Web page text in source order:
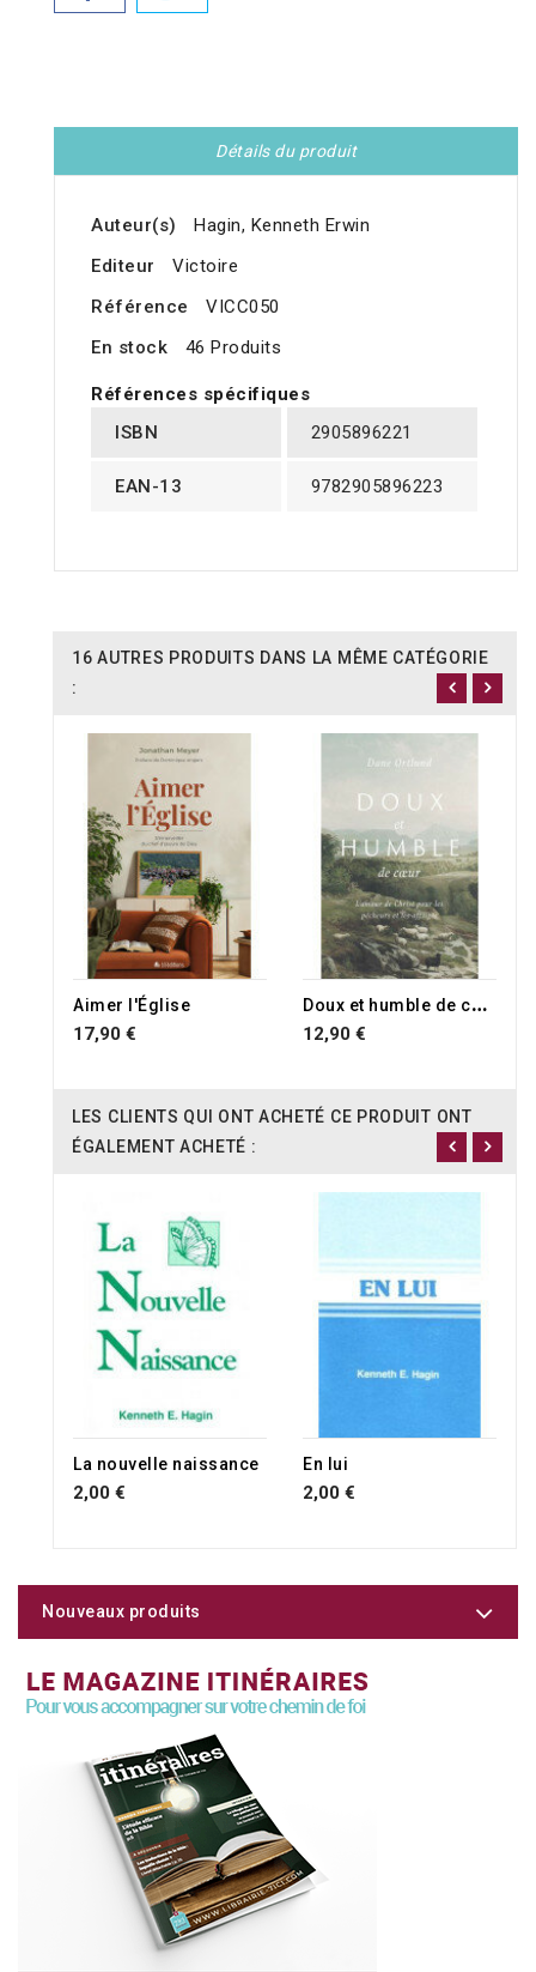
Détails du produit
Auteur(s)
Hagin, Kenneth Erwin
Editeur
Victoire
Référence
VICC050
En stock
46 Produits
Références spécifiques
ISBN
2905896221
EAN-13 9782905896223
16 AUTRES PRODUITS DANS LA MÊME CATÉGORIE
:
Aimer l'Église
17,90 €
D
oux et humble de coeur
12,90 €
LES CLIENTS QUI ONT ACHETÉ CE PRODUIT ONT
ÉGALEMENT ACHETÉ :
La nouvelle naissance
2,00 €
En lui
2,00 €
Nouveaux produits